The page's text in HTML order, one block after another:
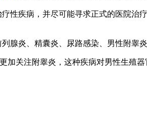
疾病，并尽可能寻求正式的医院治
炎、精囊炎、尿路感染、男性附睾炎
注附睾炎，这种疾病对男性生殖器